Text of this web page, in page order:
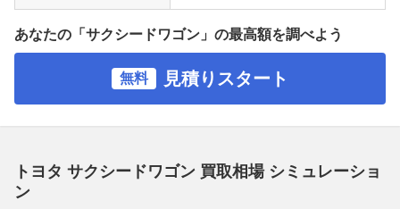
あなたの「サクシードワゴン」の最高額を調べよう
無料 見積りスタート
トヨタ サクシードワゴン 買取相場 シミュレーショ
ン